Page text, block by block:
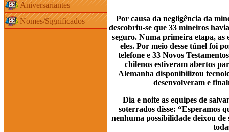
Aniversariantes
Nomes/Significados
Por causa da negligência da
descobriu-se que 33 mineiros
seguro. Numa primeira etapa, as
eles. Por meio desse túnel foi
telefone e 33 Novos
chilenos estiveram abertos
Alemanha disponibilizou
desenvolveram e
Dia e noite as equipes de
soterrados disse: “Esperamos
nenhuma possibilidade deixou de